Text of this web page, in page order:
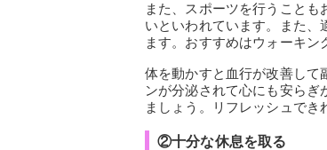
また、スポーツを行うこと
いといわれています。また、
ます。おすすめはウォーキン
体を動かすと血行が改善して
ンが分泌されて心にも安らぎ
ましょう。リフレッシュでき
②十分な休息を取る